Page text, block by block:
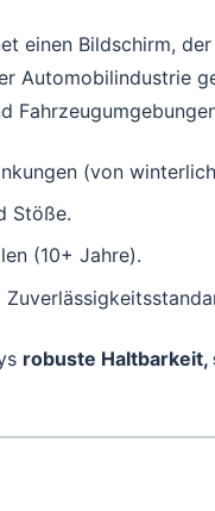
einen Bildschirm,
Automobilindustrie
(von
Stöße.
(10+ Jahre).
robuste Haltbarkeit,